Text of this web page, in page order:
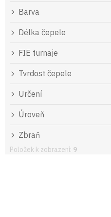
Barva
Délka čepele
FIE turnaje
Tvrdost čepele
Určení
Úroveň
Zbraň
Položek k zobrazení: 9